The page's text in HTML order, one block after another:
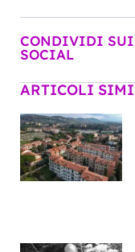
CONDIVIDI SUI
SOCIAL
ARTICOLI